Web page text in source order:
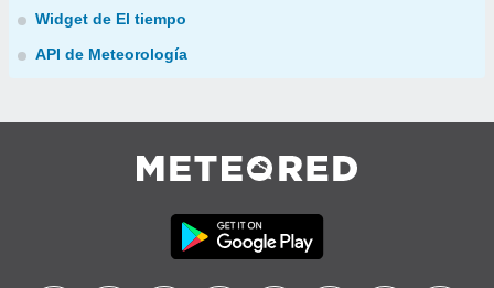
Widget de El tiempo
API de Meteorología